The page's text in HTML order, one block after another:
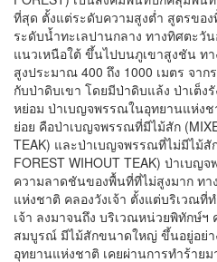
ที่สุด ตั้งแต่ระดับความสูงต่ำ สูตรขอ
ระดับน้ำทะเลปานกลาง ทางทิศตะ
แนวเหนือใต้ ขึ้นไปบนภูเขาสูงชัน ท
สูงประมาณ 400 ถึง 1000 เมตร จา
กับป่าดิบเขา โดยมีป่าดิบแล้ง ป่าเต็ง
หย่อม ป่าเบญจพรรณในอุทยานแห่ง
ย่อย คือป่าเบญจพรรณที่มีไม้สัก
TEAK) และป่าเบญจพรรณที่ไม่มีไม้สั
FOREST WIHOUT TEAK) ป่าเบ
ความลาดชันของพื้นที่ที่ไม่สูงมาก ท
แห่งชาติ คลองวังเจ้า ตั้งแต่บริเวณที่
เจ้า ลงมาจนถึง บริเวณหน่วยพิทักษ์ฯ
สมบูรณ์ มีไม้สักขนาดใหญ่ ขึ้นอยู่อย่
อุทยานแห่งชาติ เคยผ่านการทำร้าย